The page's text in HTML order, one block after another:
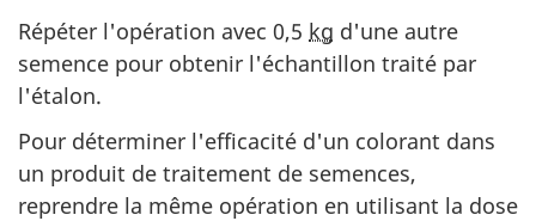
Répéter l'opération avec 0,5 kg d'une autre
semence pour obtenir l'échantillon traité par
l'étalon.
Pour déterminer l'efficacité d'un colorant dans
un produit de traitement de semences,
reprendre la même opération en utilisant la dose